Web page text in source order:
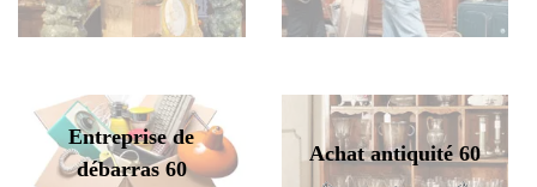
Entreprise de
débarras 60
Achat antiquité 60